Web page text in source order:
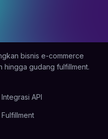
bisnis e-commerce
hingga gudang fulfillment.
Integrasi API
Fulfillment